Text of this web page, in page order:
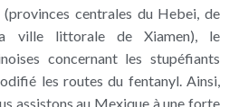
centrales du Hebei, de
ville littorale de Xiamen), le
concernant les stupéfiants
les routes du fentanyl. Ainsi,
assistons au Mexique à une forte